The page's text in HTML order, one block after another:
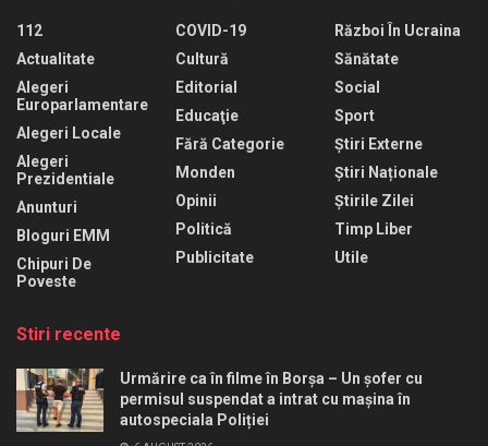
112
Actualitate
Alegeri
Europarlamentare
Alegeri Locale
Alegeri
Prezidentiale
Anunturi
Bloguri EMM
Chipuri De
Poveste
COVID-19
Cultură
Editorial
Educaţie
Fără Categorie
Monden
Opinii
Politică
Publicitate
Război În Ucraina
Sănătate
Social
Sport
Știri Externe
Știri Naționale
Știrile Zilei
Timp Liber
Utile
Stiri recente
Urmărire ca în filme în Borșa – Un șofer cu
permisul suspendat a intrat cu mașina în
autospeciala Poliției